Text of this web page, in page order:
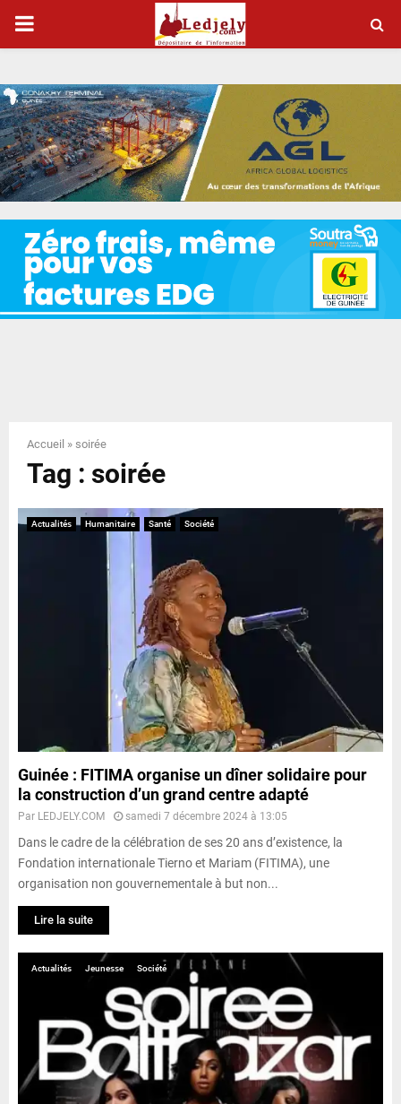
P
I
M
A
Y
N
U
Accueil » soirée
Tag : soirée
Actualités Humanitaire Santé Société
Guinée : FITIMA organise un dîner solidaire pour
la construction d’un grand centre adapté
Par LEDJELY.COM samedi 7 décembre 2024 à 13:05
Dans le cadre de la célébration de ses 20 ans d’existence, la
Fondation internationale Tierno et Mariam (FITIMA), une
organisation non gouvernementale à but non...
Lire la suite
Actualités Jeunesse Société